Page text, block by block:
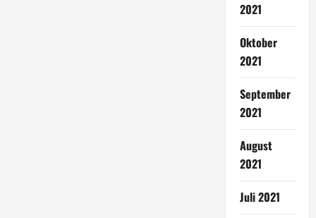
2021
Oktober
2021
September
2021
August
2021
Juli 2021